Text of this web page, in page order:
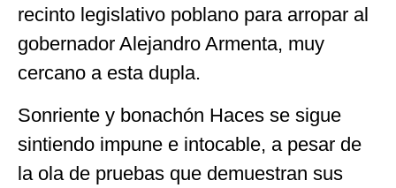
recinto legislativo poblano para arropar al
gobernador Alejandro Armenta, muy
cercano a esta dupla.
Sonriente y bonachón Haces se sigue
sintiendo impune e intocable, a pesar de
la ola de pruebas que demuestran sus